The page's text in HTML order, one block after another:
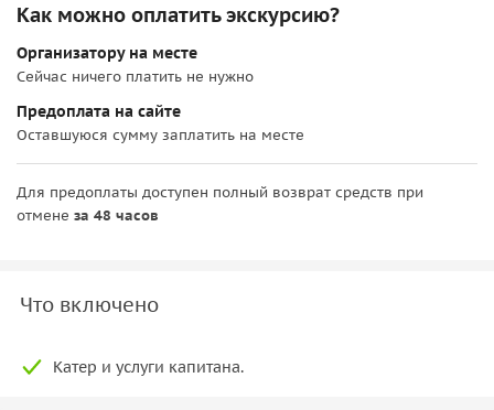
Как можно оплатить экскурсию?
Организатору на месте
Сейчас ничего платить не нужно
Предоплата на сайте
Оставшуюся сумму заплатить на месте
Для предоплаты доступен полный возврат средств при
отмене за 48 часов
Что включено
Катер и услуги капитана.